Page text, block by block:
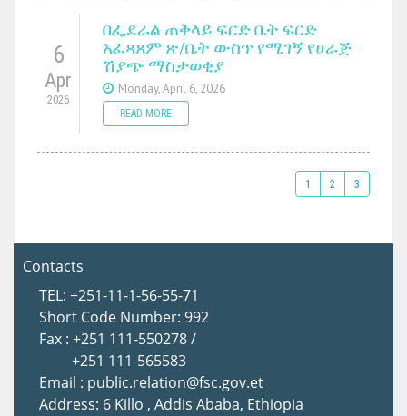
6
Apr
2026
በፌደራል ጠቅላይ ፍርድ ቤት ፍርድ
አፈጻጸም ጽ/ቤት ውስጥ የሚገኝ የሀራጅ
ሽያጭ ማስታወቂያ
Monday, April 6, 2026
READ MORE
1 2 3
Contacts
TEL: +251-11-1-56-55-71
Short Code Number: 992
Fax : +251 111-550278 /
+251 111-565583
Email : public.relation@fsc.gov.et
Address: 6 Killo , Addis Ababa, Ethiopia